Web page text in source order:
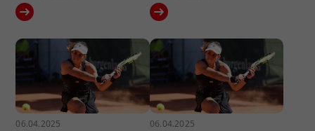
06.04.2025 06.04.2025